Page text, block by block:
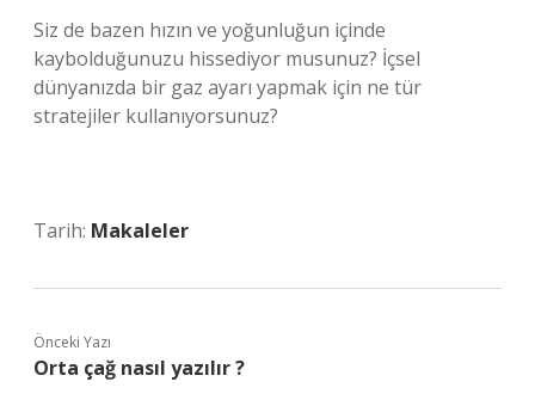
Siz de bazen hızın ve yoğunluğun içinde
kaybolduğunuzu hissediyor musunuz? İçsel
dünyanızda bir gaz ayarı yapmak için ne tür
stratejiler kullanıyorsunuz?
Tarih: Makaleler
Önceki Yazı
Orta çağ nasıl yazılır ?